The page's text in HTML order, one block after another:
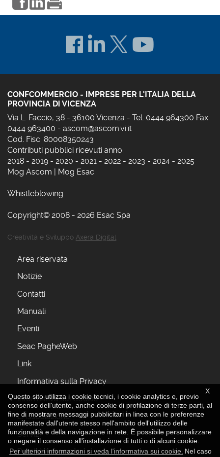
X
Questo sito utilizza i cookie tecnici, i cookie analytics e, previo
consenso dell'utente, anche cookie di profilazione di terze parti, al
fine di mostrare messaggi pubblicitari in linea con le preferenze
manifestate dall'utente stesso nell'ambito dell'utilizzo delle
funzionalità e della navigazione in rete. È possibile personalizzare
o negare il consenso all'installazione di tutti o di alcuni cookie.
Per ulteriori informazioni si veda l'informativa sui cookie. Nel caso
CONFCOMMERCIO - IMPRESE PER L'ITALIA DELLA
PROVINCIA DI VICENZA
Via L. Faccio, 38 - 36100 Vicenza - Tel. 0444 964300 Fax
0444 963400 - ascom@ascom.vi.it
Cod. Fisc. 80008350243
Contributi pubblici ricevuti anno:
2018 - 2019 - 2020 - 2021 - 2022 - 2023 - 2024 - 2025
Mog Ascom | Mog Esac
Whistleblowing
Copyright© 2008 - 2026 Esac Spa
Creatività e Sviluppo Axera Digital
Area riservata
Notizie
Contatti
Manuali
Eventi
Seac PagheWeb
Link
Informativa sulla Privacy
Informativa sui Cookie
L'Associazione
Servizi
Perchè Associarsi